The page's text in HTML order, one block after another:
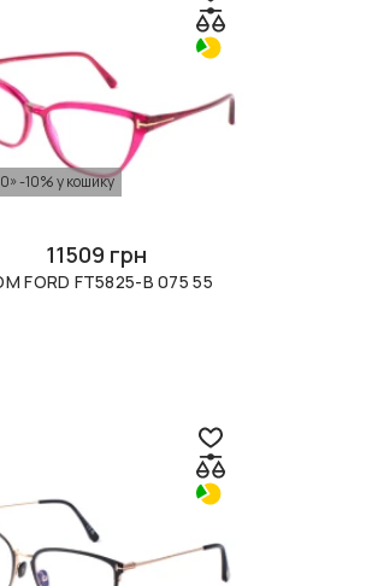
-10% у кошику
11509 грн
FORD FT5825-B 075 55